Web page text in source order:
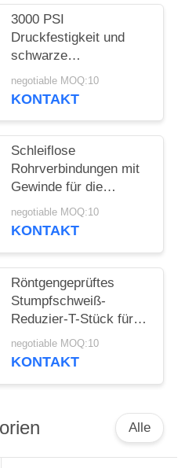
3000 PSI
Druckfestigkeit und
schwarze
Beschichtung für
Hochdruckanwendungen
negotiable MOQ:10
KONTAKT
Schleiflose
Rohrverbindungen mit
Gewinde für die
Kupferrohrschmiede
negotiable MOQ:10
KONTAKT
Röntgengeprüftes
Stumpfschweiß-
Reduzier-T-Stück für
Erdölanwendungen in
Raffinerien
negotiable MOQ:10
KONTAKT
Alle